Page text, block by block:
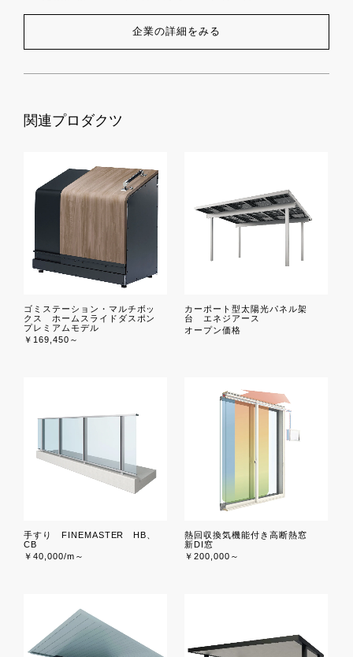
企業の詳細をみる
関連プロダクツ
ゴミステーション・マルチボッ
クス ホームスライドダスポン
プレミアムモデル
￥169,450～
カーポート型太陽光パネル架
台 エネジアース
オープン価格
手すり FINEMASTER HB、
CB
￥40,000/m～
熱回収換気機能付き高断熱窓
新DI窓
￥200,000～